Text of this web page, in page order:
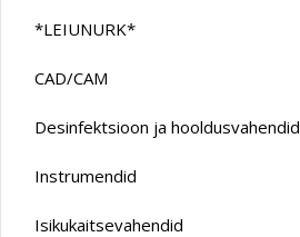
*LEIUNURK*
CAD/CAM
Desinfektsioon ja hooldusvahendid
Instrumendid
Isikukaitsevahendid